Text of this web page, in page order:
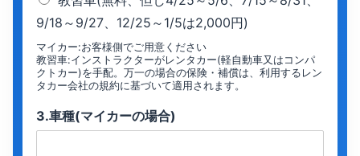
9/18～9/27、12/25～1/5は2,000円)
マイカー:お客様側でご用意ください
教習車:インストラクターがレンタカー(軽自動車又はコンパ
クトカー)を手配。万一の場合の保険・補償は、利用するレン
タカー会社の規約に基づいて適用されます。
3.車種(マイカーの場合)